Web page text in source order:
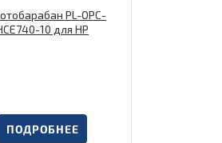
ПОДРОБНЕЕ